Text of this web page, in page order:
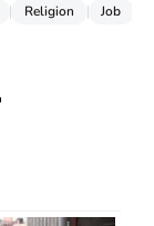
Religion Job